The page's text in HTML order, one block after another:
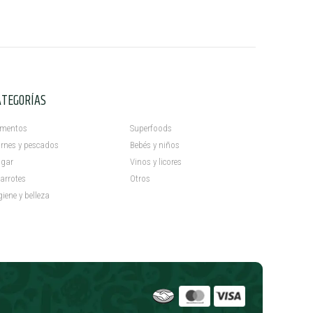
y pescados
y belleza
Superfoods
Bebés y niños
Vinos y licores
Otros